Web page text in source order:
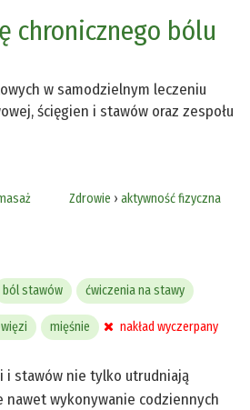
chronicznego bólu
w samodzielnym leczeniu
ścięgien i stawów oraz zespołu
Zdrowie › aktywność fizyczna
ból stawów ćwiczenia na stawy
mięśnie nakład wyczerpany
i stawów nie tylko utrudniają
nawet wykonywanie codziennych